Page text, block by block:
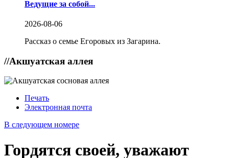
Ведущие за собой...
2026-08-06
Рассказ о семье Егоровых из Загарина.
//Акшуатская аллея
Печать
Электронная почта
В следующем номере
Гордятся своей, уважают